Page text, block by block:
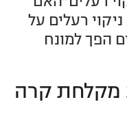
רעלים על
הפך למונח
מקלחת קרה